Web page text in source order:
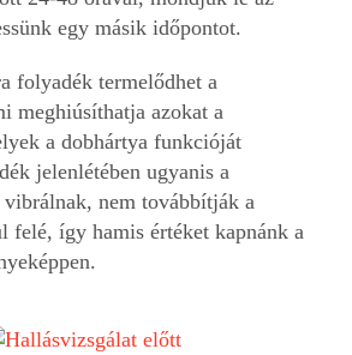
egy másik időpontot.
folyadék termelődhet a
meghiúsíthatja azokat a
a dobhártya funkcióját
jelenlétében ugyanis a
vibrálnak, nem továbbítják a
felé, így hamis értéket kapnánk a